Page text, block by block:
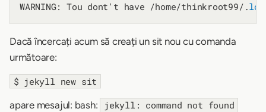
WARNING: Tou dont't have /home/thinkroot99/.
Dacă încercați acum să creați un sit nou cu comanda
următoare:
$ jekyll new sit
apare mesajul: bash: jekyll: command not found